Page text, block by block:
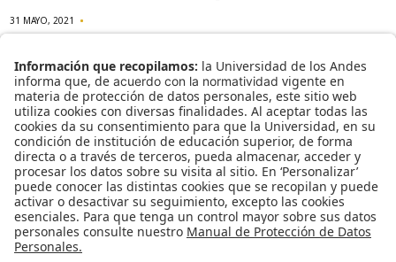
31 MAYO, 2021